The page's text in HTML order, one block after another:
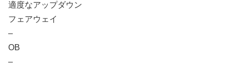
適度なアップダウン
フェアウェイ
–
OB
–